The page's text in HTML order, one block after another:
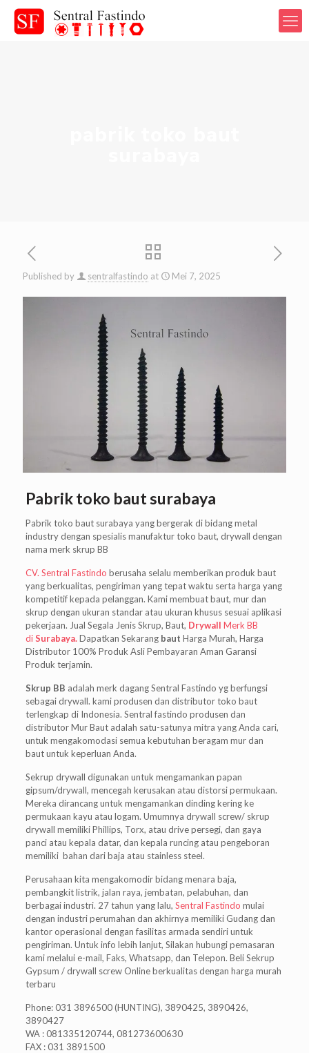
Published by sentralfastindo at Mei 7, 2025
Pabrik toko baut surabaya
Pabrik toko baut surabaya yang bergerak di bidang metal
industry dengan spesialis manufaktur toko baut, drywall dengan
nama merk skrup BB
CV. Sentral Fastindo berusaha selalu memberikan produk baut
yang berkualitas, pengiriman yang tepat waktu serta harga yang
kompetitif kepada pelanggan. Kami membuat baut, mur dan
skrup dengan ukuran standar atau ukuran khusus sesuai aplikasi
pekerjaan. Jual Segala Jenis Skrup, Baut, Drywall Merk BB
diSurabaya.Dapatkan Sekarang baut Harga Murah, Harga
Distributor 100% Produk Asli Pembayaran Aman Garansi
Produk terjamin.
Skrup BB adalah merk dagang Sentral Fastindo yg berfungsi
sebagai drywall. kami produsen dan distributor toko baut
terlengkap di Indonesia. Sentral fastindo produsen dan
distributor Mur Baut adalah satu-satunya mitra yang Anda cari,
untuk mengakomodasi semua kebutuhan beragam mur dan
baut untuk keperluan Anda.
Sekrup drywall digunakan untuk mengamankan papan
gipsum/drywall, mencegah kerusakan atau distorsi permukaan.
Mereka dirancang untuk mengamankan dinding kering ke
permukaan kayu atau logam. Umumnya drywall screw/ skrup
drywall memiliki Phillips, Torx, atau drive persegi, dan gaya
panci atau kepala datar, dan kepala runcing atau pengeboran
memiliki bahan dari baja atau stainless steel.
Perusahaan kita mengakomodir bidang menara baja,
pembangkit listrik, jalan raya, jembatan, pelabuhan, dan
berbagai industri. 27 tahun yang lalu, Sentral Fastindo mulai
dengan industri perumahan dan akhirnya memiliki Gudang dan
kantor operasional dengan fasilitas armada sendiri untuk
pengiriman. Untuk info lebih lanjut, Silakan hubungi pemasaran
kami melalui e-mail, Faks, Whatsapp, dan Telepon. Beli Sekrup
Gypsum / drywall screw Online berkualitas dengan harga murah
terbaru
Phone: 031 3896500 (HUNTING), 3890425, 3890426,
3890427
WA : 081335120744, 081273600630
FAX : 031 3891500